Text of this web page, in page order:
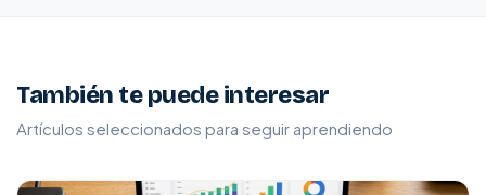
También te puede interesar
Artículos seleccionados para seguir aprendiendo